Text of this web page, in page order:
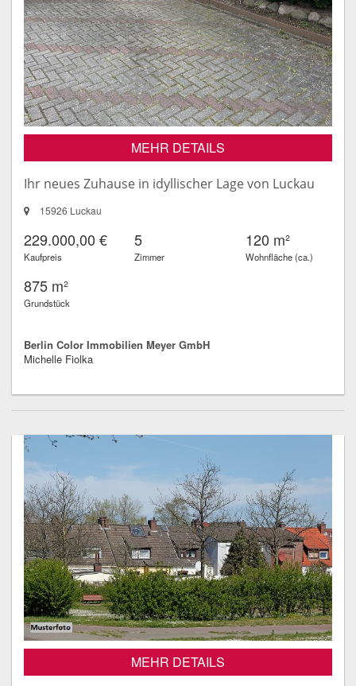
MEHR DETAILS
Ihr neues Zuhause in idyllischer Lage von Luckau
15926 Luckau
229.000,00 €
Kaufpreis
5
Zimmer
120 m²
Wohnfläche (ca.)
875 m²
Grundstück
Berlin Color Immobilien Meyer GmbH
Michelle Fiolka
MEHR DETAILS